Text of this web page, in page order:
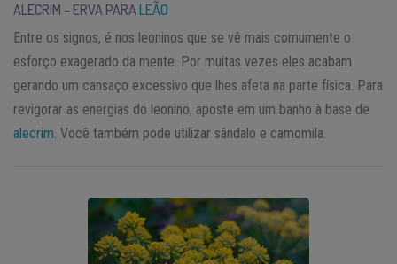
ALECRIM – ERVA PARALEÃO
Entre os signos, é nos leoninos que se vê mais comumente o
esforço exagerado da mente. Por muitas vezes eles acabam
gerando um cansaço excessivo que lhes afeta na parte física. Para
revigorar as energias do leonino, aposte em um banho à base de
alecrim. Você também pode utilizar sândalo e camomila.